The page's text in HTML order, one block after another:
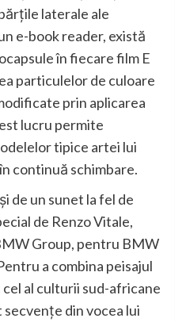
laterale ale
e-book reader, există
în fiecare film E
particulelor de culoare
prin aplicarea
lucru permite
tipice artei lui
continuă schimbare.
de un sunet la fel de
de Renzo Vitale,
Group, pentru BMW
a combina peisajul
al culturii sud-africane
din vocea lui